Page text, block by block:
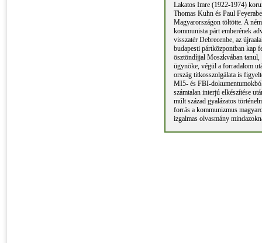
Lakatos Imre (1922-1974)
Thomas Kuhn és Paul
Magyarországon töltötte. A
kommunista párt emberének
visszatér Debrecenbe, az
budapesti pártközpontban kap
ösztöndíjjal Moszkvában
ügynöke, végül a forradalom
ország titkosszolgálata is
MI5- és FBI-
számtalan interjú elkészítése
múlt század gyalázatos
forrás a kommunizmus
izgalmas olvasmány